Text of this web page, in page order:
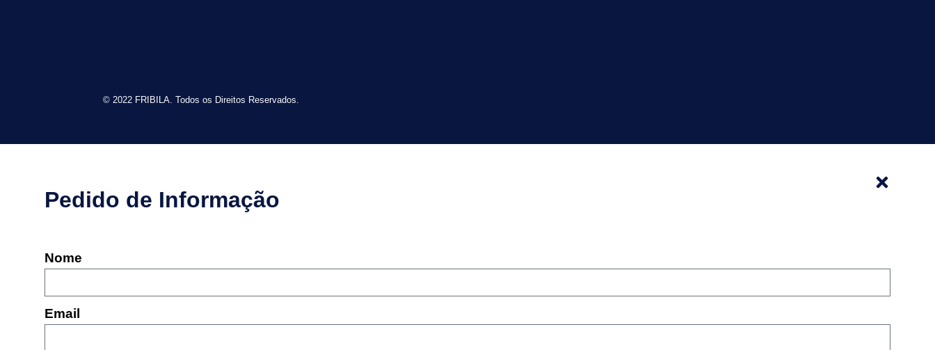
© 2022 FRIBILA. Todos os Direitos Reservados.
Pedido de Informação
Nome
Email